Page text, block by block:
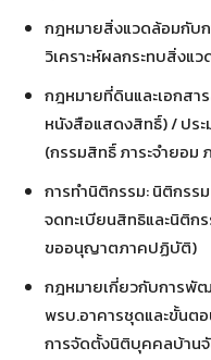
กฎหมายสิ่งแวดล้อมกับ
วิเคราะห์ผลกระทบสิ่งแ
กฎหมายที่ดินและเอกสา
หนังสือแสดงสิทธิ์) / ปร
(กรรมสิทธิ์ ภาระจำยอม
การทำนิติกรรม: นิติกรร
จดทะเบียนสิทธิและนิติ
ขออนุญาตภาคปฏิบัติ)
กฎหมายเกี่ยวกับการพั
พรบ.อาคารชุดและขั้นต
การจัดตั้งนิติบุคคลบ้าน